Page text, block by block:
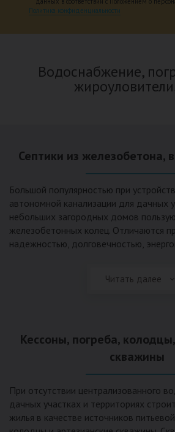
Политика конфиденциальности
Водоснабжение,
Септики из железобетона,
Большой популярностью при
автономной канализации для дачных
небольших загородных домов
железобетонных колец. Отличаются
надежностью, долговечностью,
ж/б колец состоят из нескольких
септики требуют периодической
Читать далее
Кессоны, погреба,
скважины
При отсутствии централизованного
дачных участках и территориях
жилья в качестве источников